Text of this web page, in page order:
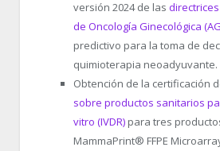
versión 2024 de las
de Oncología Ginecológica
predictivo para la toma de
quimioterapia neoadyuvante.
Obtención de la certificación
sobre productos sanitarios
vitro (IVDR) para tres
MammaPrint® FFPE